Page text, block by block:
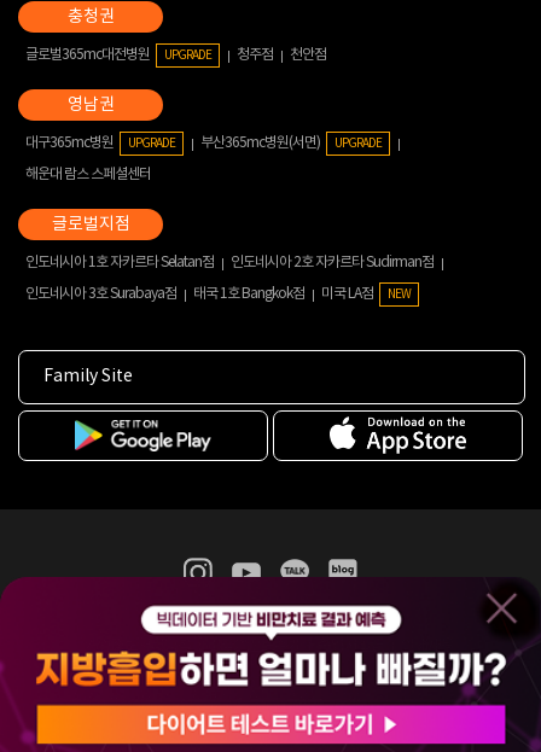
글로벌365mc대전병원 UPGRADE 청주점 천안점
대구365mc병원 UPGRADE 부산365mc병원(서면) UPGRADE
해운대 람스 스페셜센터
인도네시아 1호 자카르타 Selatan점
인도네시아 2호 자카르타 Sudirman점
인도네시아 3호 Surabaya점
태국 1호 Bangkok점 미국 LA점 NEW
Family Site
365mc 병·의원 이용약관
홈페이지 이용약관
비급여진료수가
(주)365mcㅣ서울특별시 서초구 서초대로52길 7, 3~4층(서초동, 제일빌딩)
120-87-04354ㅣ김남철
COPYRIGHT(C) 2025 365mc. ALL RIGHTS RESERVED.